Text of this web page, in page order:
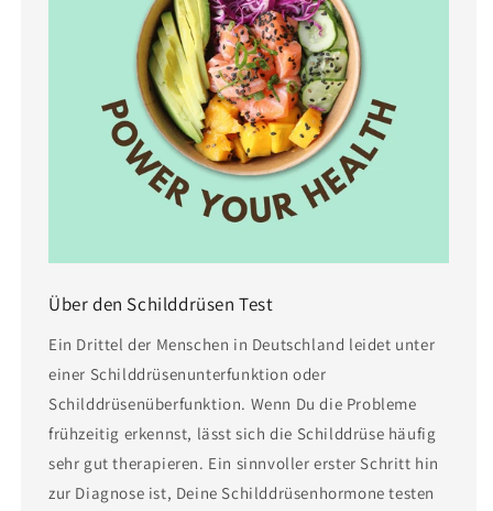
Über den Schilddrüsen Test
Ein Drittel der Menschen in Deutschland leidet unter
einer Schilddrüsenunterfunktion oder
Schilddrüsenüberfunktion. Wenn Du die Probleme
frühzeitig erkennst, lässt sich die Schilddrüse häufig
sehr gut therapieren. Ein sinnvoller erster Schritt hin
zur Diagnose ist, Deine Schilddrüsenhormone testen